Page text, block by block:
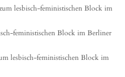
lesbisch-feministischen Block im
feministischen Block im Berliner
lesbisch-feministischen Block im